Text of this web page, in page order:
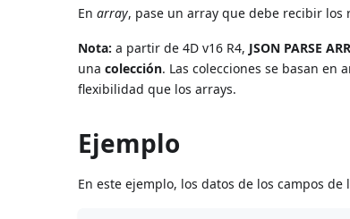
Enarray, pase un array que debe recibir los
Nota: a partir de 4D v16 R4, JSON PARSE
unacolección. Las colecciones se basan en
flexibilidad que los arrays.
Ejemplo
En este ejemplo, los datos de los campos